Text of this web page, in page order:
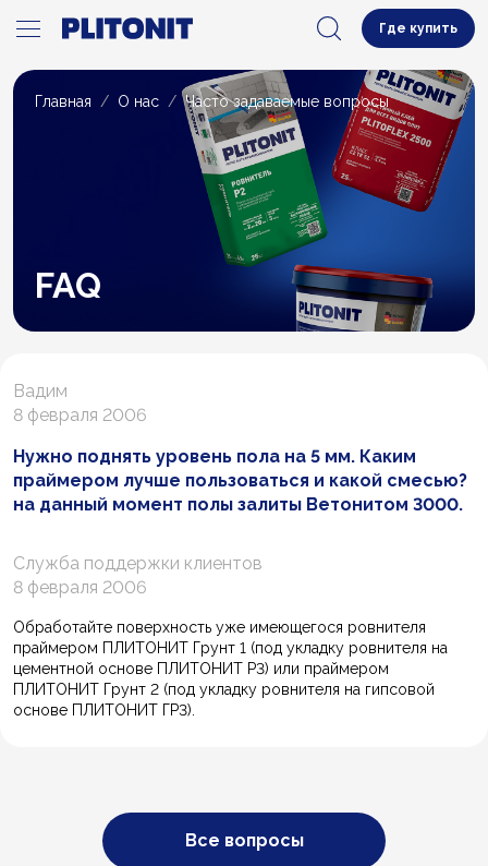
Где купить
Главная О нас Часто задаваемые вопросы
FAQ
Вадим
8 февраля 2006
Нужно поднять уровень пола на 5 мм. Каким
праймером лучше пользоваться и какой смесью?
на данный момент полы залиты Ветонитом 3000.
Служба поддержки клиентов
8 февраля 2006
Обработайте поверхность уже имеющегося ровнителя
праймером ПЛИТОНИТ Грунт 1 (под укладку ровнителя на
цементной основе ПЛИТОНИТ Р3) или праймером
ПЛИТОНИТ Грунт 2 (под укладку ровнителя на гипсовой
основе ПЛИТОНИТ ГР3).
Все вопросы